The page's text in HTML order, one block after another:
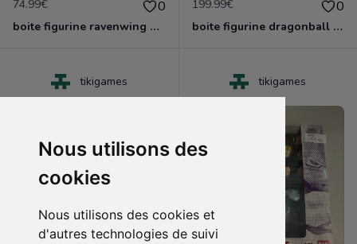
Nous utilisons des
cookies
Nous utilisons des cookies et
d'autres technologies de suivi
74.99€ 0
boite figurine ravenwing dark talon gamesworshop neuf blister
199.99€ 0
boite figurine dragonball z shfiguarts neuve scelle
tikigames tikigames